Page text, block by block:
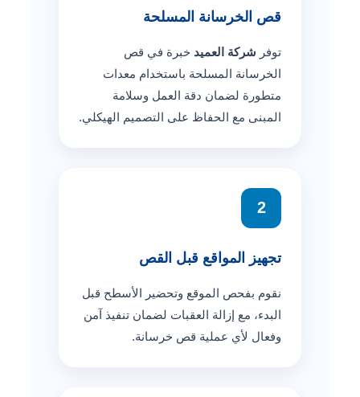
قص الخرسانة المسلحة
توفر شركة العميد خبرة في قص
الخرسانة المسلحة باستخدام معدات
متطورة لضمان دقة العمل وسلامة
المبنى مع الحفاظ على التصميم الهيكلي.
2
تجهيز المواقع قبل القص
نقوم بفحص الموقع وتحضير الأسطح قبل
البدء، مع إزالة العقبات لضمان تنفيذ آمن
وفعال لأي عملية قص خرسانة.